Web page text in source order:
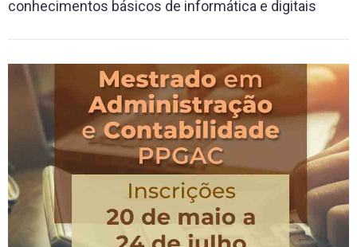
conhecimentos básicos de informática e digitais